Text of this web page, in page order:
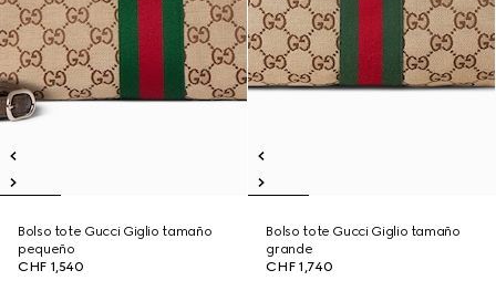
Bolso tote Gucci Giglio tamaño
pequeño
CHF 1,540
Bolso tote Gucci Giglio tamaño
grande
CHF 1,740